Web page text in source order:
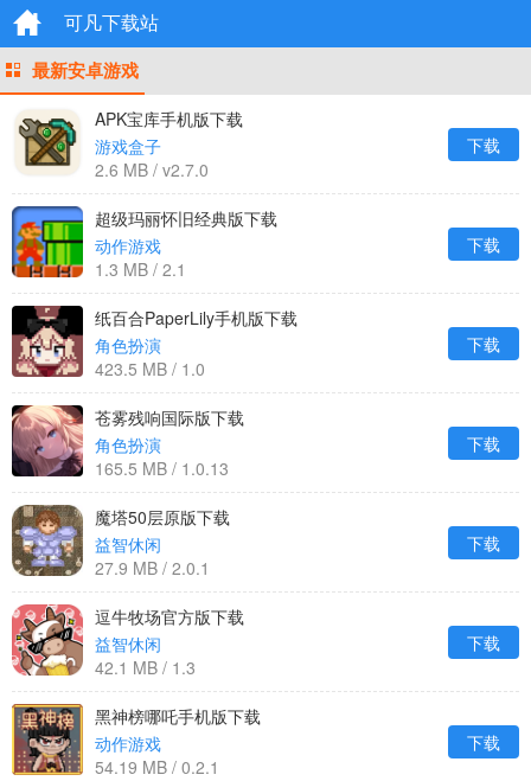
可凡下载站
最新安卓游戏
APK宝库手机版下载
游戏盒子
2.6 MB / v2.7.0
下载
超级玛丽怀旧经典版下载
动作游戏
1.3 MB / 2.1
下载
纸百合PaperLily手机版下载
角色扮演
423.5 MB / 1.0
下载
苍雾残响国际版下载
角色扮演
165.5 MB / 1.0.13
下载
魔塔50层原版下载
益智休闲
27.9 MB / 2.0.1
下载
逗牛牧场官方版下载
益智休闲
42.1 MB / 1.3
下载
黑神榜哪吒手机版下载
动作游戏
54.19 MB / 0.2.1
下载